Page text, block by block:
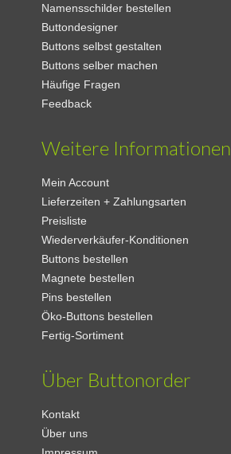
Namensschilder bestellen
Buttondesigner
Buttons selbst gestalten
Buttons selber machen
Häufige Fragen
Feedback
Weitere Informationen
Mein Account
Lieferzeiten + Zahlungsarten
Preisliste
Wiederverkäufer-Konditionen
Buttons bestellen
Magnete bestellen
Pins bestellen
Öko-Buttons bestellen
Fertig-Sortiment
Über Buttonorder
Kontakt
Über uns